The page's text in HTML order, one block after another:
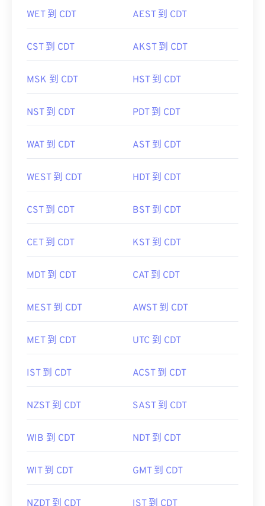
WET 到 CDT AEST 到 CDT
CST 到 CDT AKST 到 CDT
MSK 到 CDT HST 到 CDT
NST 到 CDT PDT 到 CDT
WAT 到 CDT AST 到 CDT
WEST 到 CDT HDT 到 CDT
CST 到 CDT BST 到 CDT
CET 到 CDT KST 到 CDT
MDT 到 CDT CAT 到 CDT
MEST 到 CDT AWST 到 CDT
MET 到 CDT UTC 到 CDT
IST 到 CDT ACST 到 CDT
NZST 到 CDT SAST 到 CDT
WIB 到 CDT NDT 到 CDT
WIT 到 CDT GMT 到 CDT
NZDT 到 CDT IST 到 CDT